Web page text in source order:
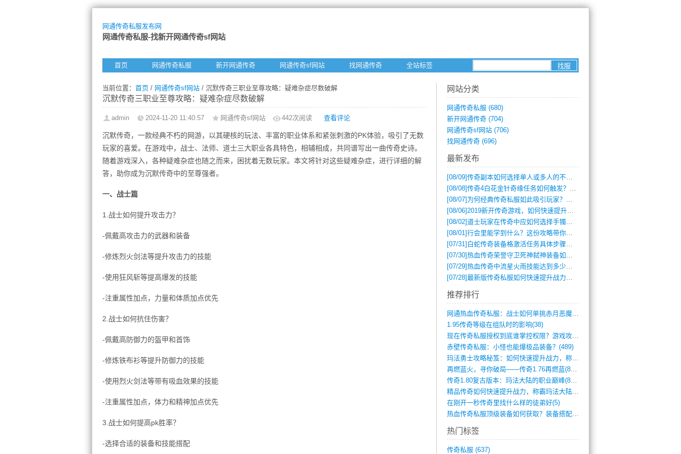
网通传奇私服发布网
网通传奇私服-找新开网通传奇sf网站
首页 网通传奇私服 新开网通传奇 网通传奇sf网站 找网通传奇 全站标签
当前位置： 首页 / 网通传奇sf网站 / 沉默传奇三职业至尊攻略：疑难杂症尽数破解
沉默传奇三职业至尊攻略：疑难杂症尽数破解
admin 2024-11-20 11:40:57 网通传奇sf网站 442次阅读 查看评论
沉默传奇，一款经典不朽的网游，以其硬核的玩法、丰富的职业体系和紧张刺激的PK体验，吸引了无数
玩家的喜爱。在游戏中，战士、法师、道士三大职业各具特色，相辅相成，共同谱写出一曲传奇史诗。
随着游戏深入，各种疑难杂症也随之而来，困扰着无数玩家。本文将针对这些疑难杂症，进行详细的解
答，助你成为沉默传奇中的至尊强者。
一、战士篇
1.战士如何提升攻击力？
-佩戴高攻击力的武器和装备
-修炼烈火剑法等提升攻击力的技能
-使用狂风斩等提高爆发的技能
-注重属性加点，力量和体质加点优先
2.战士如何抗住伤害？
-佩戴高防御力的盔甲和首饰
-修炼铁布衫等提升防御力的技能
-使用烈火剑法等带有吸血效果的技能
-注重属性加点，体力和精神加点优先
3.战士如何提高pk胜率？
-选择合适的装备和技能搭配
网站分类
网通传奇私服 (680)
新开网通传奇 (704)
网通传奇sf网站 (706)
找网通传奇 (696)
最新发布
[08/09]传奇副本如何选择单人或多人的不同模式？
[08/08]传奇4白花金针奇缘任务如何触发？完整攻略解析
[08/07] 为何经典传奇私服如此吸引玩家？深度攻略解析
[08/06]2019新开传奇游戏，如何快速提升角色等级？
[08/02]道士玩家在传奇中应如何选择手镯装备？
[08/01]行会里能学到什么？这份攻略带你全掌握
[07/31] 白蛇传奇装备格激活任务具体步骤是什么？如何完成？
[07/30]热血传奇荣誉守卫死神弑神装备如何获取与佩戴攻略？
[07/29]热血传奇中流星火雨技能达到多少级可以开始练装备？
[07/28]最新版传奇私服如何快速提升战力与获取稀有装备？
推荐排行
网通热血传奇私服：战士如何单挑赤月恶魔？(311)
1.95传奇等级在组队时的影响(38)
现在传奇私服授权到底谁掌控权限？游戏攻略(789)
赤壁传奇私服：小怪也能爆极品装备？(489)
玛法勇士攻略秘笈：如何快速提升战力，称霸(717)
再燃蓝火，寻你破局——传奇1.76再燃蓝(893)
传奇1.80复古版本：玛法大陆的职业巅峰(873)
精品传奇如何快速提升战力，称霸玛法大陆？(392)
在刚开一秒传奇里找什么样的徒弟好(5)
热血传奇私服顶级装备如何获取？装备搭配与(688)
热门标签
传奇私服 (637)